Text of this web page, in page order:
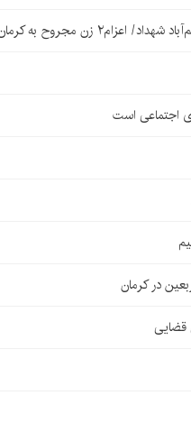
زن مجروح به کرمان
اجتماعی است
قضایی